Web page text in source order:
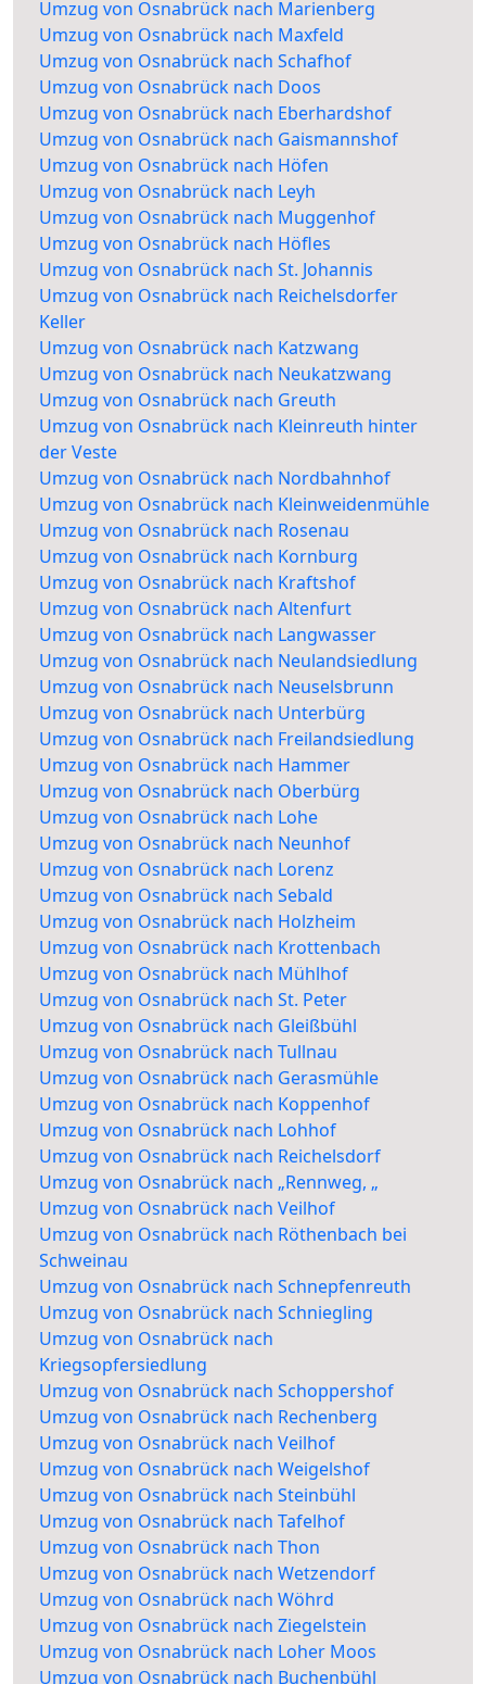
Umzug von Osnabrück nach Marienberg
Umzug von Osnabrück nach Maxfeld
Umzug von Osnabrück nach Schafhof
Umzug von Osnabrück nach Doos
Umzug von Osnabrück nach Eberhardshof
Umzug von Osnabrück nach Gaismannshof
Umzug von Osnabrück nach Höfen
Umzug von Osnabrück nach Leyh
Umzug von Osnabrück nach Muggenhof
Umzug von Osnabrück nach Höfles
Umzug von Osnabrück nach St. Johannis
Umzug von Osnabrück nach Reichelsdorfer
Keller
Umzug von Osnabrück nach Katzwang
Umzug von Osnabrück nach Neukatzwang
Umzug von Osnabrück nach Greuth
Umzug von Osnabrück nach Kleinreuth hinter
der Veste
Umzug von Osnabrück nach Nordbahnhof
Umzug von Osnabrück nach Kleinweidenmühle
Umzug von Osnabrück nach Rosenau
Umzug von Osnabrück nach Kornburg
Umzug von Osnabrück nach Kraftshof
Umzug von Osnabrück nach Altenfurt
Umzug von Osnabrück nach Langwasser
Umzug von Osnabrück nach Neulandsiedlung
Umzug von Osnabrück nach Neuselsbrunn
Umzug von Osnabrück nach Unterbürg
Umzug von Osnabrück nach Freilandsiedlung
Umzug von Osnabrück nach Hammer
Umzug von Osnabrück nach Oberbürg
Umzug von Osnabrück nach Lohe
Umzug von Osnabrück nach Neunhof
Umzug von Osnabrück nach Lorenz
Umzug von Osnabrück nach Sebald
Umzug von Osnabrück nach Holzheim
Umzug von Osnabrück nach Krottenbach
Umzug von Osnabrück nach Mühlhof
Umzug von Osnabrück nach St. Peter
Umzug von Osnabrück nach Gleißbühl
Umzug von Osnabrück nach Tullnau
Umzug von Osnabrück nach Gerasmühle
Umzug von Osnabrück nach Koppenhof
Umzug von Osnabrück nach Lohhof
Umzug von Osnabrück nach Reichelsdorf
Umzug von Osnabrück nach „Rennweg, „
Umzug von Osnabrück nach Veilhof
Umzug von Osnabrück nach Röthenbach bei
Schweinau
Umzug von Osnabrück nach Schnepfenreuth
Umzug von Osnabrück nach Schniegling
Umzug von Osnabrück nach
Kriegsopfersiedlung
Umzug von Osnabrück nach Schoppershof
Umzug von Osnabrück nach Rechenberg
Umzug von Osnabrück nach Veilhof
Umzug von Osnabrück nach Weigelshof
Umzug von Osnabrück nach Steinbühl
Umzug von Osnabrück nach Tafelhof
Umzug von Osnabrück nach Thon
Umzug von Osnabrück nach Wetzendorf
Umzug von Osnabrück nach Wöhrd
Umzug von Osnabrück nach Ziegelstein
Umzug von Osnabrück nach Loher Moos
Umzug von Osnabrück nach Buchenbühl